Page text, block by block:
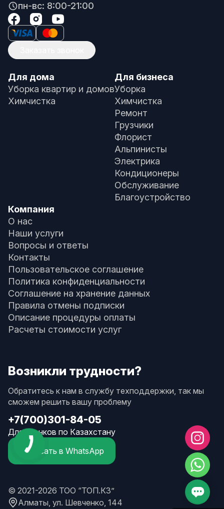
пн-вс: 8:00-21:00
Для дома
Уборка квартир и домов
Химчистка
Для бизнеса
Уборка
Химчистка
Ремонт
Грузчики
Флорист
Альпинисты
Электрика
Кондиционеры
Обслуживание
Благоустройство
Компания
О нас
Наши услуги
Вопросы и ответы
Контакты
Пользовательское соглашение
Политика конфиденциальности
Соглашение на хранение данных
Правила отмены подписки
Описание процедуры оплаты
Расчеты стоимости услуг
Возникли трудности?
Обратитесь к нам в службу техподдержки, так мы
сможем решить вашу проблему
+7(700)301-84-05
Для звонков по Казахстану
Написать в WhatsApp
© 2021-2026 ТОО “ТОП.КЗ”
Алматы, ул. Шевченко, 144